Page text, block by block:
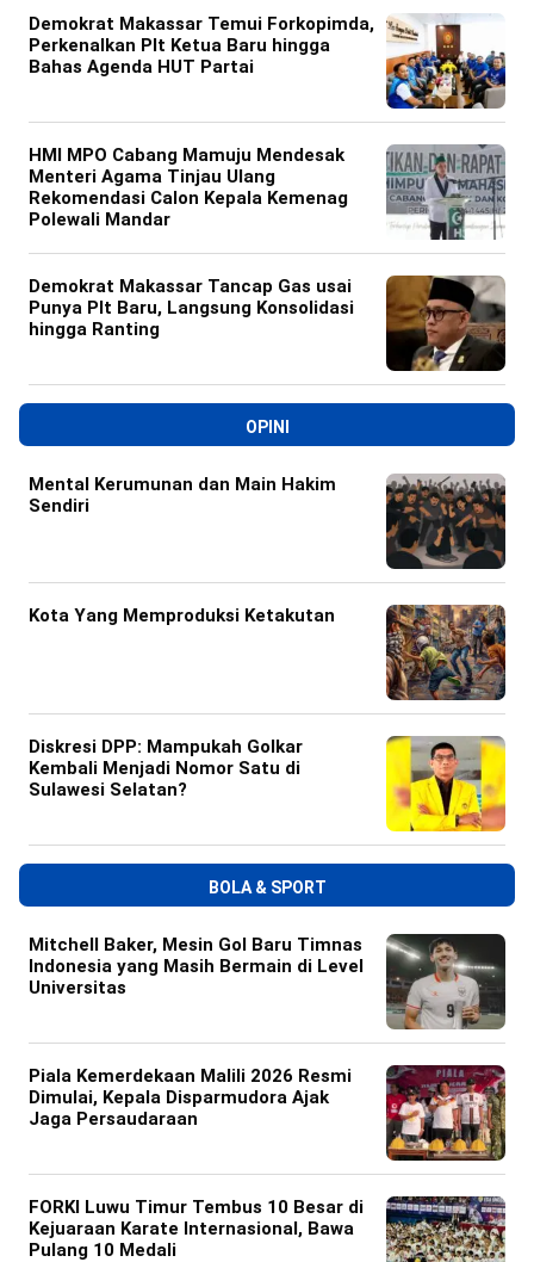
Demokrat Makassar Temui Forkopimda,
Perkenalkan Plt Ketua Baru hingga
Bahas Agenda HUT Partai
HMI MPO Cabang Mamuju Mendesak
Menteri Agama Tinjau Ulang
Rekomendasi Calon Kepala Kemenag
Polewali Mandar
Demokrat Makassar Tancap Gas usai
Punya Plt Baru, Langsung Konsolidasi
hingga Ranting
OPINI
Mental Kerumunan dan Main Hakim
Sendiri
Kota Yang Memproduksi Ketakutan
Diskresi DPP: Mampukah Golkar
Kembali Menjadi Nomor Satu di
Sulawesi Selatan?
BOLA & SPORT
Mitchell Baker, Mesin Gol Baru Timnas
Indonesia yang Masih Bermain di Level
Universitas
Piala Kemerdekaan Malili 2026 Resmi
Dimulai, Kepala Disparmudora Ajak
Jaga Persaudaraan
FORKI Luwu Timur Tembus 10 Besar di
Kejuaraan Karate Internasional, Bawa
Pulang 10 Medali